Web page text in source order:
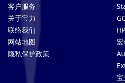
客户服务
关于宝力
联络我们
网站地图
隐私保护政策
宏
宝